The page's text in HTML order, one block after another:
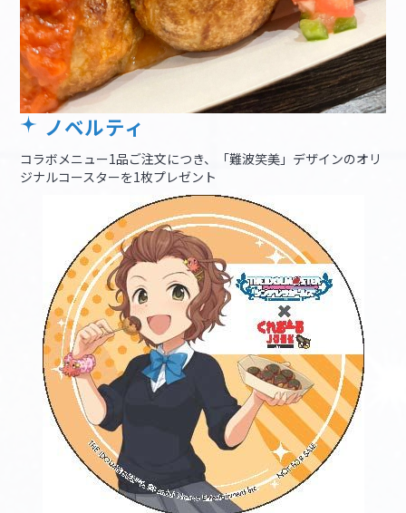
ノベルティ
コラボメニュー1品ご注文につき、「難波笑美」デザインのオリ
ジナルコースターを1枚プレゼント